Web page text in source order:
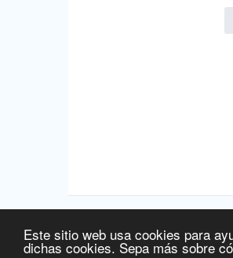
Este sitio web usa cookies para
dichas cookies. Sepa más sobre
Fuente de la información:Agencia